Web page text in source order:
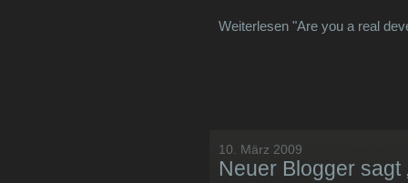
Weiterlesen "Are you a real
10. März 2009
Neuer Blogger sagt